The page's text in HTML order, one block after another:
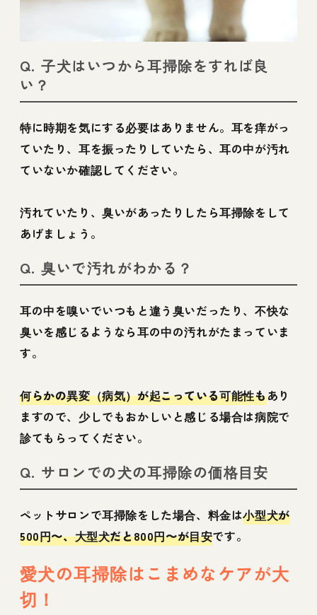
Q. 子犬はいつから耳掃除をすれば良
い？
特に時期を気にする必要はありません。耳を痒がっ
ていたり、耳を振ったりしていたら、耳の中が汚れ
ていないか確認してください。
汚れていたり、臭いがあったりしたら耳掃除をして
あげましょう。
Q. 臭いで汚れがわかる？
耳の中を嗅いでいつもと違う臭いだったり、不快な
臭いを感じるようなら耳の中の汚れがたまっていま
す。
何らかの異変（病気）が起こっている可能性もあり
ますので、少しでもおかしいと感じる場合は病院で
診てもらってください。
Q. サロンでの犬の耳掃除の価格目安
ペットサロンで耳掃除をした場合、料金は小型犬が
500円〜、大型犬だと800円〜が目安です。
愛犬の耳掃除はこまめなケアが大
切！